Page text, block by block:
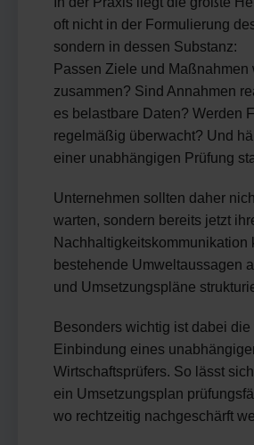
oft nicht in der Formulierung
sondern in dessen Substanz:
Passen Ziele und Maßnahmen
zusammen? Sind Annahmen
es belastbare Daten? Werden
regelmäßig überwacht? Und
einer unabhängigen Prüfung
Unternehmen sollten daher
warten, sondern bereits jetzt
Nachhaltigkeitskommunikation
bestehende Umweltaussagen
und Umsetzungspläne
Besonders wichtig ist dabei die
Einbindung eines
Wirtschaftsprüfers. So lässt
ein Umsetzungsplan
wo rechtzeitig nachgeschärft